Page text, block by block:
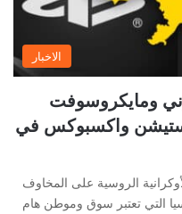
الاخبار
ومايكروسوفت
واكسبوكس في
الروسية على المخاوف
التي تعتبر سوق وموطن هام